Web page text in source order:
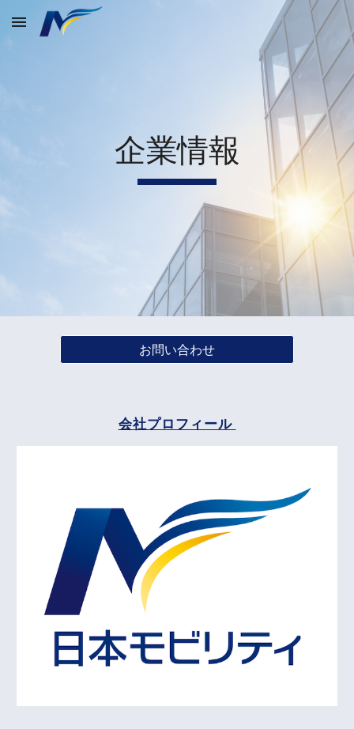
Skip to main content Skip to navigation
企業情報
お問い合わせ
会社プロフィール